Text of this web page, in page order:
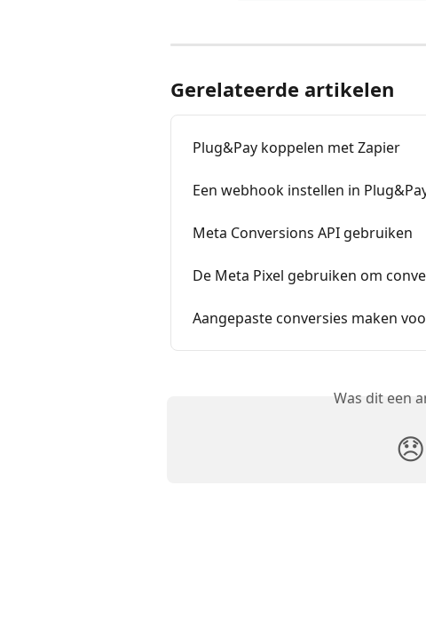
Gerelateerde artikelen
Plug&Pay koppelen met Zapier
Een webhook instellen in
Meta Conversions API gebruiken
De Meta Pixel gebruiken om
Aangepaste conversies maken
Was dit een
😞